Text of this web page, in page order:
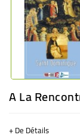
A La
+ De Détails